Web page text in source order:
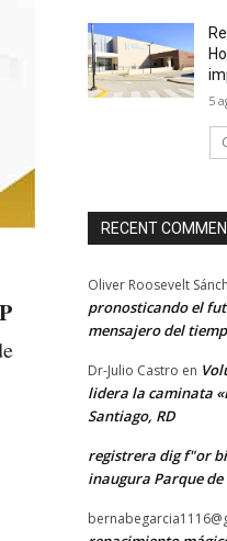
5
RECENT
Oliver Roosevelt
pronosticando el
mensajero del
Dr-Julio Castro en
lidera la caminata
Santiago, RD
registrera dig f"or
inaugura Parque